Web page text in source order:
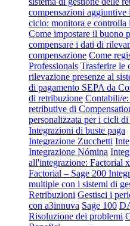
compensazioni
ciclo: monitora e controlla
Come impostare il buono
compensare i dati di
compensazione Come
Professionals Trasferire le
rilevazione presenze al
di pagamento SEPA da
di retribuzione Contabili/
retributive di
personalizzata per i cicli di
Integrazioni di buste paga
Integrazione Zucchetti
Integrazione Nómina
all'integrazione: Factorial
Factorial – Sage 200
multiple con i sistemi di
Retribuzioni Gestisci i
con a3innuva Sage 100
Risoluzione dei problemi